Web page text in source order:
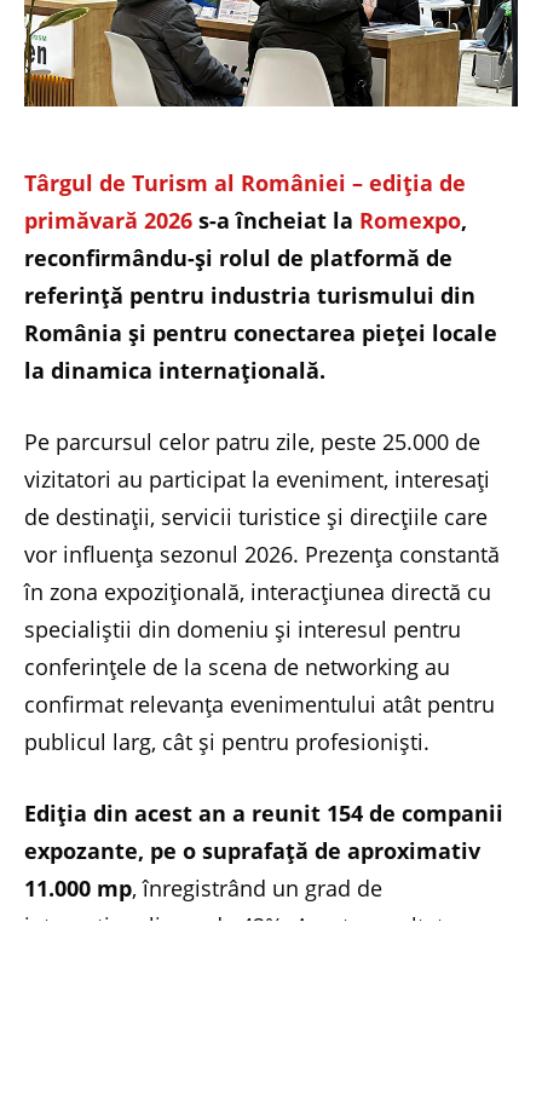
Târgul de Turism al României – ediția de
primăvară 2026 s-a încheiat la Romexpo,
reconfirmându-și rolul de platformă de
referință pentru industria turismului din
România și pentru conectarea pieței locale
la dinamica internațională.
Pe parcursul celor patru zile, peste 25.000 de
vizitatori au participat la eveniment, interesați
de destinații, servicii turistice și direcțiile care
vor influența sezonul 2026. Prezența constantă
în zona expozițională, interacțiunea directă cu
specialiștii din domeniu și interesul pentru
conferințele de la scena de networking au
confirmat relevanța evenimentului atât pentru
publicul larg, cât și pentru profesioniști.
Ediția din acest an a reunit 154 de companii
expozante, pe o suprafață de aproximativ
11.000 mp, înregistrând un grad de
internaționalizare de 42%. Aceste rezultate